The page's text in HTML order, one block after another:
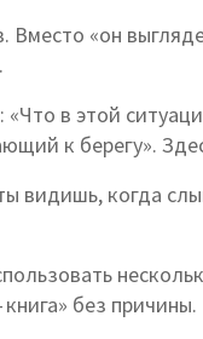
«он
в этой
к берегу».
видишь, когда
без причины.